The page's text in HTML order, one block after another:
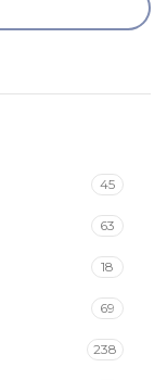
45
63
18
69
238